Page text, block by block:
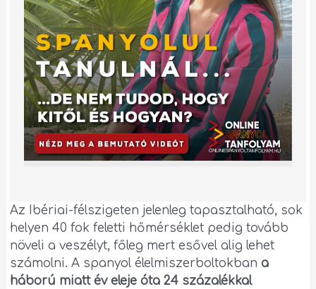
Az Ibériai-félszigeten jelenleg tapasztalható, sok
helyen 40 fok feletti hőmérséklet pedig tovább
növeli a veszélyt, főleg mert esővel alig lehet
számolni. A spanyol élelmiszerboltokbana
háború miatt év eleje óta 24 százalékkal